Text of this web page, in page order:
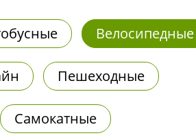
Велосипедные
Пешеходные
Самокатные